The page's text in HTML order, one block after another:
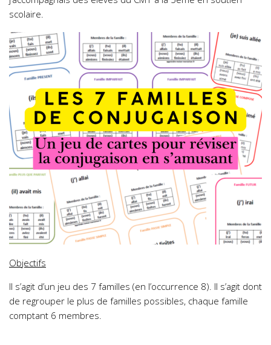
scolaire.
Objectifs
Il s’agit d’un jeu des 7 familles (en l’occurrence 8). Il s’agit dont
de regrouper le plus de familles possibles, chaque famille
comptant 6 membres.